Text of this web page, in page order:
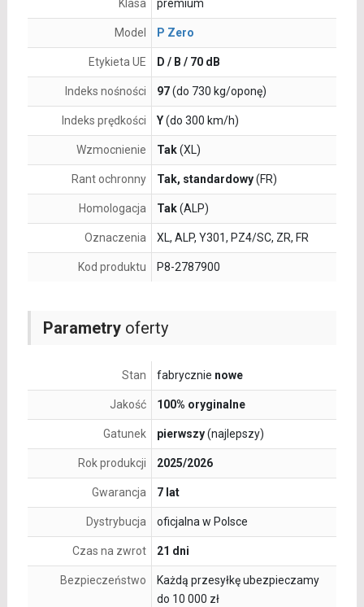
Parametryoferty
Stan fabrycznie nowe
Jakość 100% oryginalne
Gatunek pierwszy(najlepszy)
Rok produkcji 2025/2026
Gwarancja 7 lat
Dystrybucja oficjalna w Polsce
Czas na zwrot 21 dni
Bezpieczeństwo
Każdą przesyłkę ubezpieczamy
do 10 000 zł
Klasa premium
Model P Zero
Etykieta UE D / B / 70 dB
Indeks nośności 97(do 730 kg/oponę)
Indeks prędkości Y(do 300 km/h)
Wzmocnienie Tak(XL)
Rant ochronny Tak, standardowy(FR)
Homologacja Tak(ALP)
Oznaczenia XL, ALP, Y301, PZ4/SC, ZR, FR
Kod produktu P8-2787900